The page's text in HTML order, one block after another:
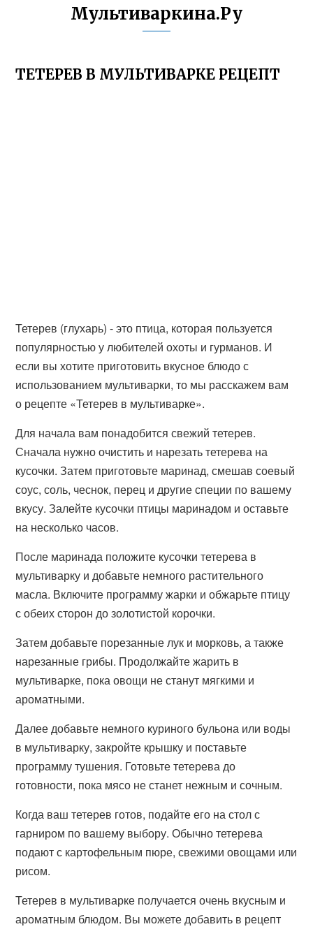
Мультиваркина.Ру
ТЕТЕРЕВ В МУЛЬТИВАРКЕ РЕЦЕПТ
Тетерев (глухарь) - это птица, которая пользуется
популярностью у любителей охоты и гурманов. И
если вы хотите приготовить вкусное блюдо с
использованием мультиварки, то мы расскажем вам
о рецепте «Тетерев в мультиварке».
Для начала вам понадобится свежий тетерев.
Сначала нужно очистить и нарезать тетерева на
кусочки. Затем приготовьте маринад, смешав соевый
соус, соль, чеснок, перец и другие специи по вашему
вкусу. Залейте кусочки птицы маринадом и оставьте
на несколько часов.
После маринада положите кусочки тетерева в
мультиварку и добавьте немного растительного
масла. Включите программу жарки и обжарьте птицу
с обеих сторон до золотистой корочки.
Затем добавьте порезанные лук и морковь, а также
нарезанные грибы. Продолжайте жарить в
мультиварке, пока овощи не станут мягкими и
ароматными.
Далее добавьте немного куриного бульона или воды
в мультиварку, закройте крышку и поставьте
программу тушения. Готовьте тетерева до
готовности, пока мясо не станет нежным и сочным.
Когда ваш тетерев готов, подайте его на стол с
гарниром по вашему выбору. Обычно тетерева
подают с картофельным пюре, свежими овощами или
рисом.
Тетерев в мультиварке получается очень вкусным и
ароматным блюдом. Вы можете добавить в рецепт